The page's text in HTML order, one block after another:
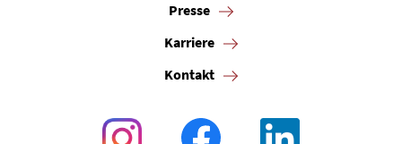
Presse
Karriere
Kontakt